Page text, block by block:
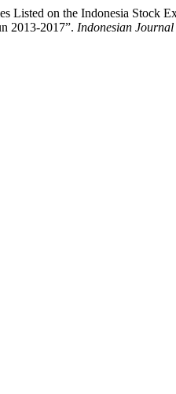
on the Indonesia Stock
2013-2017”. Indonesian